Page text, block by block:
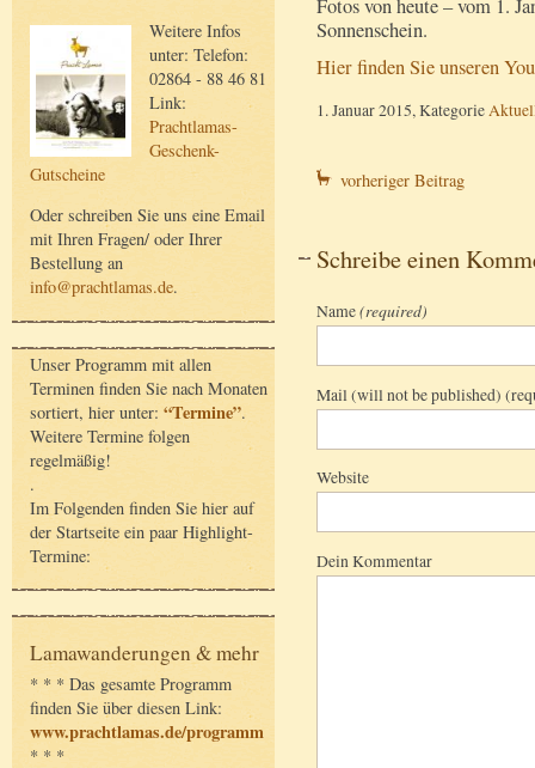
Weitere Infos
unter: Telefon:
02864 - 88 46 81
Link:
Prachtlamas-
Geschenk-
Gutscheine
Oder schreiben Sie uns eine Email
mit Ihren Fragen/ oder Ihrer
Bestellung an
info@prachtlamas.de.
Unser Programm mit allen
Terminen finden Sie nach Monaten
sortiert, hier unter: “Termine”.
Weitere Termine folgen
regelmäßig!
.
Im Folgenden finden Sie hier auf
der Startseite ein paar Highlight-
Termine:
Lamawanderungen & mehr
* * * Das gesamte Programm
finden Sie über diesen Link:
www.prachtlamas.de/programm
* * *
Fotos von heute – vom 1.
Sonnenschein.
Hier finden Sie unseren
1. Januar 2015, Kategorie
vorheriger Beitrag
Schreibe einen
Name(required)
Mail (will not be published)
Website
Dein Kommentar